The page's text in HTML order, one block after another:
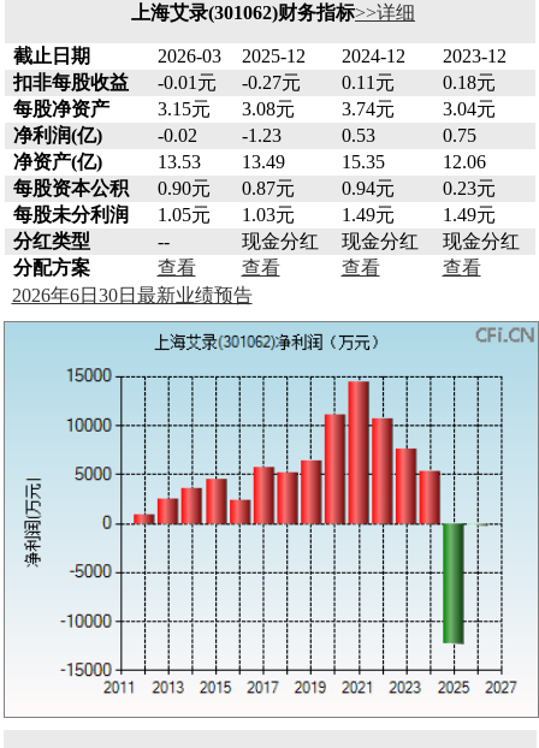
上海艾录(301062)财务指标>>详细
截止日期 2026-03 2025-12 2024-12
2023-12
扣非每股收益
-0.01元 -0.27元 0.11元
0.18元
每股净资产
3.15元 3.08元 3.74元
3.04元
净利润(亿)
-0.02 -1.23 0.53
0.75
净资产(亿)
13.53 13.49 15.35
12.06
每股资本公积
0.90元 0.87元 0.94元
0.23元
每股未分利润
1.05元 1.03元 1.49元
1.49元
分红类型
-- 现金分红 现金分红
现金分红
分配方案
查看 查看 查看
查看
2026年6日30日最新业绩预告